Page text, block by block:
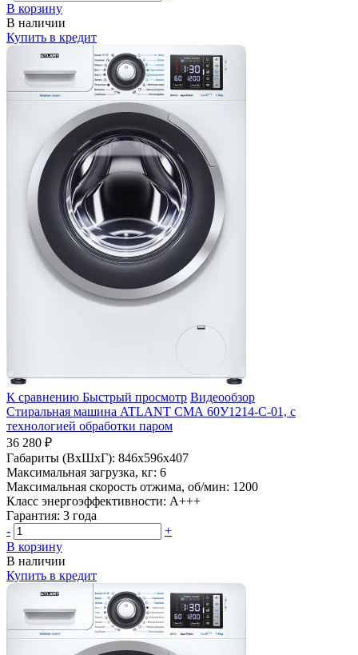
В корзину
В наличии
Купить в кредит
К сравнению Быстрый просмотр Видеообзор
Стиральная машина ATLANT СМА 60У1214-С-01, с
технологией обработки паром
36 280 ₽
Габариты (ВхШхГ): 846x596x407
Максимальная загрузка, кг: 6
Максимальная скорость отжима, об/мин: 1200
Класс энергоэффективности: A+++
Гарантия: 3 года
-
+
В корзину
В наличии
Купить в кредит